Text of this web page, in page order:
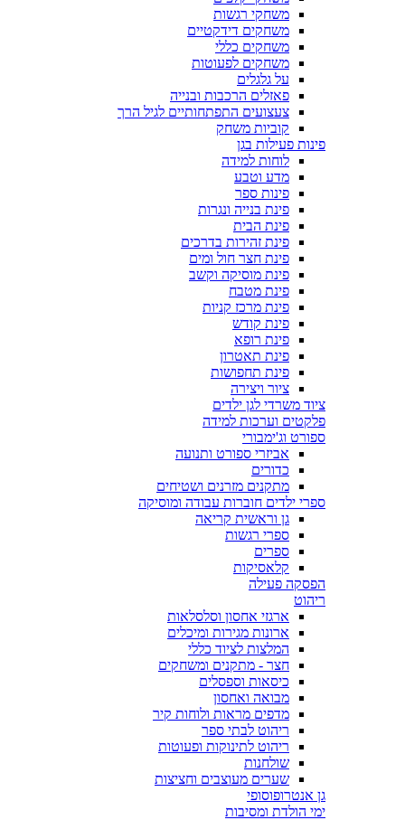
משחקי רגשות
משחקים דידקטיים
משחקים כללי
משחקים לפעוטות
על גלגלים
פאזלים הרכבות ובנייה
צעצועים התפתחותיים לגיל הרך
קוביות משחק
פינות פעילות בגן
לוחות למידה
מדע וטבע
פינות ספר
פינת בנייה ונגרות
פינת הבית
פינת זהירות בדרכים
פינת חצר חול ומים
פינת מוסיקה וקשב
פינת מטבח
פינת מרכז קניות
פינת קודש
פינת רופא
פינת תאטרון
פינת תחפושות
ציור ויצירה
ציוד משרדי לגן ילדים
פלקטים וערכות למידה
ספורט וג'ימבורי
אביזרי ספורט ותנועה
כדורים
מתקנים מזרנים ושטיחים
ספרי ילדים חוברות עבודה ומוסיקה
גן וראשית קריאה
ספרי רגשות
ספרים
קלאסיקות
הפסקה פעילה
ריהוט
ארגזי אחסון וסלסלאות
ארונות מגירות ומיכלים
המלצות לציוד כללי
חצר - מתקנים ומשחקים
כיסאות וספסלים
מבואה ואחסון
מדפים מראות ולוחות קיר
ריהוט לבתי ספר
ריהוט לתינוקות ופעוטות
שולחנות
שערים מעוצבים וחציצות
גן אנטרופוסופי
ימי הולדת ומסיבות